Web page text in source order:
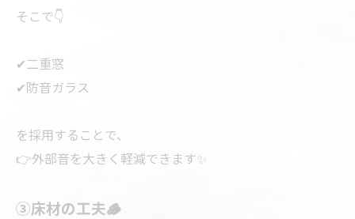
そこで👇
✔二重窓
✔防音ガラス
を採用することで、
👉外部音を大きく軽減できます✨
③床材の工夫🪵